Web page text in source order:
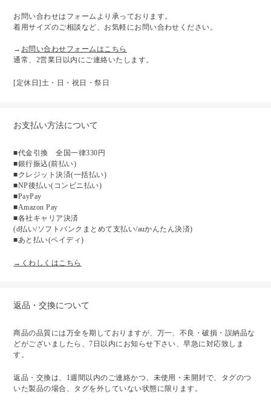
お問い合わせはフォームより承っております。
着用サイズのご相談など、お気軽にお問い合わせください。
→ お問い合わせフォームはこちら
通常、2営業日以内にご連絡いたします。
[定休日]土・日・祝日・祭日
お支払い方法について
■代金引換 全国一律330円
■銀行振込(前払い)
■クレジット決済(一括払い)
■NP後払い(コンビニ払い)
■PayPay
■Amazon Pay
■各社キャリア決済
(d払い/ソフトバンクまとめて支払い/auかんたん決済)
■あと払い(ペイディ)
→くわしくはこちら
返品・交換について
商品の品質には万全を期しておりますが、万一、不良・破損・誤納品な
どがございましたら、7日以内にお知らせ下さい、早急に対応致しま
す。
返品・交換は、1週間以内のご連絡かつ、未使用・未開封で、タグのつ
いた製品の場合、タグを外していない状態に限ります。